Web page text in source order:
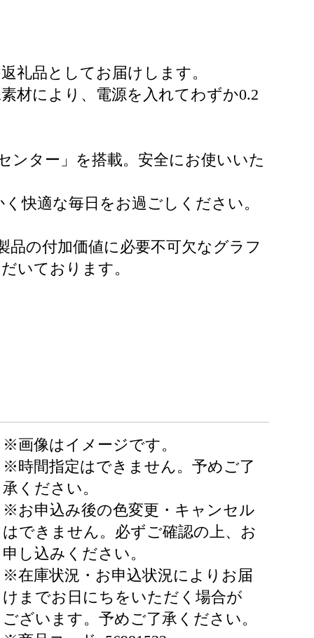
礼品としてお届けします。
材により、電源を入れてわずか0.2
ンター」を搭載。安全にお使いいた
快適な毎日をお過ごしください。
の付加価値に必要不可欠なグラフ
いております。
※画像はイメージです。
※時間指定はできません。予めご了
承ください。
※お申込み後の色変更・キャンセル
はできません。必ずご確認の上、お
申し込みください。
※在庫状況・お申込状況によりお届
けまでお日にちをいただく場合が
ございます。予めご了承ください。